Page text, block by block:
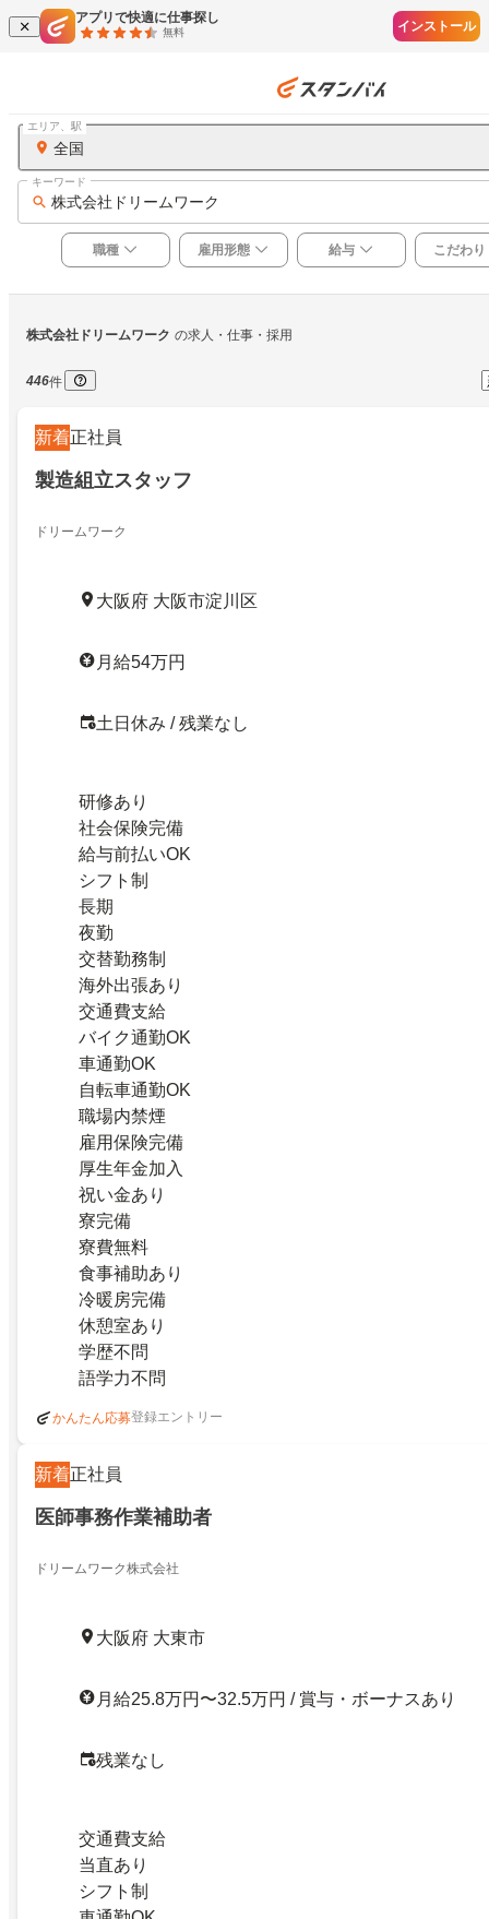
アプリで快適に仕事探し
無料 インストール
全国
エリア、駅
株式会社ドリームワーク
キーワード
職種 雇用形態 給与 こだわり
株式会社ドリームワーク の求人・仕事・採用
446件
新着正社員
製造組立スタッフ
ドリームワーク
大阪府 大阪市淀川区
月給54万円
土日休み / 残業なし
研修あり
社会保険完備
給与前払いOK
シフト制
長期
夜勤
交替勤務制
海外出張あり
交通費支給
バイク通勤OK
車通勤OK
自転車通勤OK
職場内禁煙
雇用保険完備
厚生年金加入
祝い金あり
寮完備
寮費無料
食事補助あり
冷暖房完備
休憩室あり
学歴不問
語学力不問
かんたん応募登録エントリー
新着正社員
医師事務作業補助者
ドリームワーク株式会社
大阪府 大東市
月給25.8万円〜32.5万円 / 賞与・ボーナスあり
残業なし
交通費支給
当直あり
シフト制